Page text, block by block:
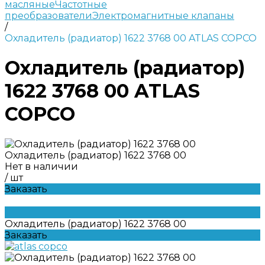
масляныеЧастотные
преобразователиЭлектромагнитные клапаны
/
Охладитель (радиатор) 1622 3768 00 ATLAS COPCO
Охладитель (радиатор)
1622 3768 00 ATLAS
COPCO
Охладитель (радиатор) 1622 3768 00
Нет в наличии
/ шт
Заказать
Охладитель (радиатор) 1622 3768 00
Заказать